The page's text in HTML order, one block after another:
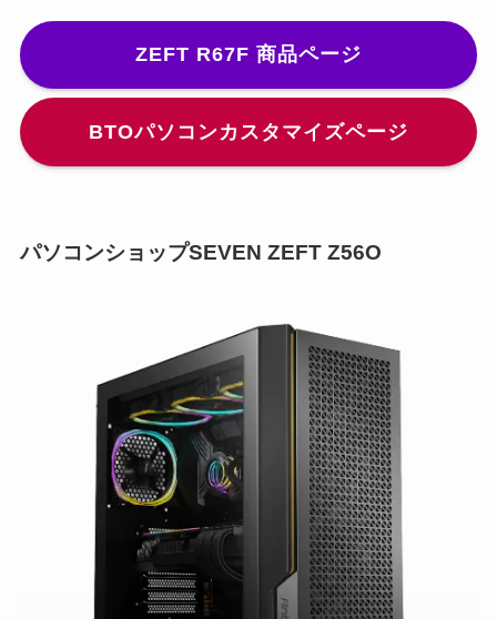
ZEFT R67F 商品ページ
BTOパソコンカスタマイズページ
パソコンショップSEVEN ZEFT Z56O